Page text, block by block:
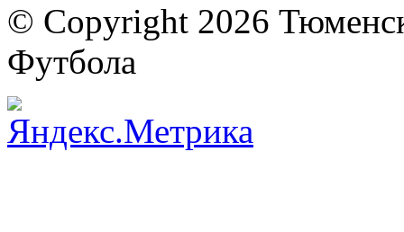
© Copyright 2026
Футбола